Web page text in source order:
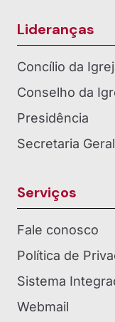
Lideranças
Concílio da
Conselho da
Presidência
Secretaria Geral
Serviços
Fale conosco
Política de
Sistema
Webmail